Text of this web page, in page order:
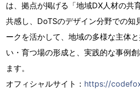
は、拠点が掲げる「地域DX人材の共
共感し、DoTSのデザイン分野での知
ークを活かして、地域の多様な主体
い・育つ場の形成と、実践的な事例
ます。
オフィシャルサイト： https://